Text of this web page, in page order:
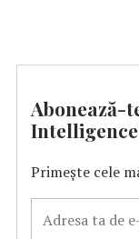
Abonează-
Intelligence
Primește cele